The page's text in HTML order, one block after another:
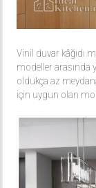
Vinil duvar kâğıdı
modeller arasında
oldukça az
için uygun olan